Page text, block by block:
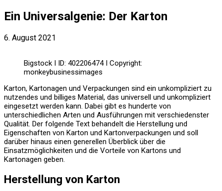
Ein Universalgenie: Der Karton
6. August 2021
Bigstock I ID: 402206474 I Copyright:
monkeybusinessimages
Karton, Kartonagen und Verpackungen sind ein unkompliziert zu
nutzendes und billiges Material, das universell und unkompliziert
eingesetzt werden kann. Dabei gibt es hunderte von
unterschiedlichen Arten und Ausführungen mit verschiedenster
Qualität. Der folgende Text behandelt die Herstellung und
Eigenschaften von Karton und Kartonverpackungen und soll
darüber hinaus einen generellen Überblick über die
Einsatzmöglichkeiten und die Vorteile von Kartons und
Kartonagen geben.
Herstellung von Karton